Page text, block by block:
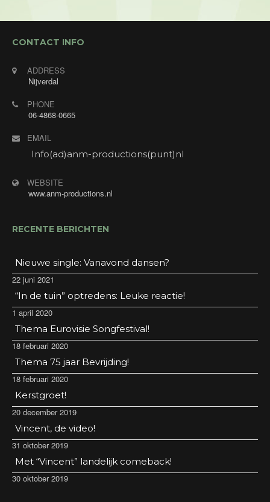
CONTACT INFO
ADDRESS
Nijverdal
PHONE
06-4868-0665
EMAIL
Info(ad)anm-productions(punt)nl
WEBSITE
www.anm-productions.nl
RECENTE BERICHTEN
Nieuwe single: Vanavond dansen?
22 juni 2021
“In de tuin” optredens: Leuke reactie!
1 april 2020
Thema Eurovisie Songfestival!
18 februari 2020
Thema 75 jaar Bevrijding!
18 februari 2020
Kerstgroet!
20 december 2019
Vincent, de video!
31 oktober 2019
Met “Vincent” landelijk comeback!
30 oktober 2019